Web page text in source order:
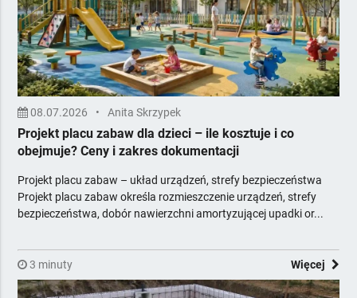
08.07.2026 • Anita Skrzypek
Projekt placu zabaw dla dzieci – ile kosztuje i co
obejmuje? Ceny i zakres dokumentacji
Projekt placu zabaw – układ urządzeń, strefy bezpieczeństwa
Projekt placu zabaw określa rozmieszczenie urządzeń, strefy
bezpieczeństwa, dobór nawierzchni amortyzującej upadki or...
3 minuty Więcej